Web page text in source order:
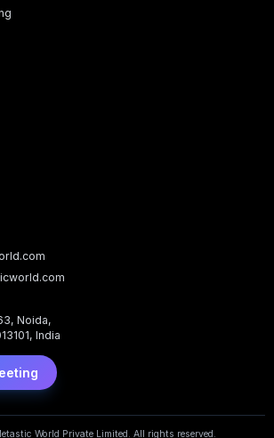
Noida,
India
World Private Limited. All rights reserved.